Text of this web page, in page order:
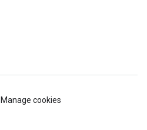
Manage cookies